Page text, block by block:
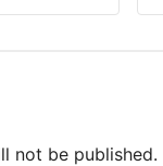
not be published.